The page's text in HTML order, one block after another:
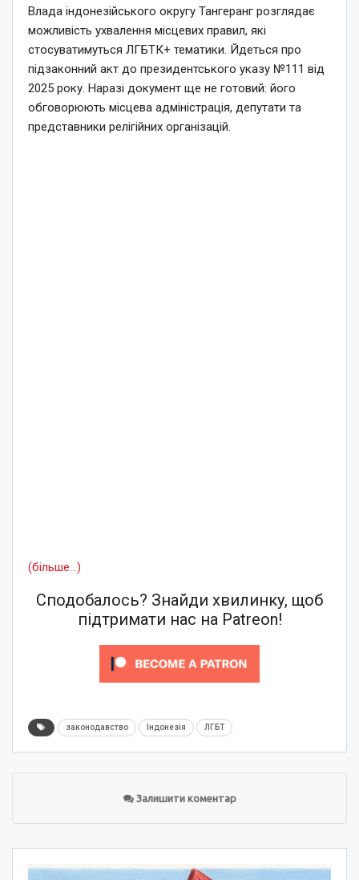
Влада індонезійського округу Тангеранг розглядає
можливість ухвалення місцевих правил, які
стосуватимуться ЛГБТК+ тематики. Йдеться про
підзаконний акт до президентського указу №111 від
2025 року. Наразі документ ще не готовий: його
обговорюють місцева адміністрація, депутати та
представники релігійних організацій.
(більше…)
Сподобалось? Знайди хвилинку, щоб
підтримати нас на Patreon!
законодавство Індонезія ЛГБТ
Залишити коментар